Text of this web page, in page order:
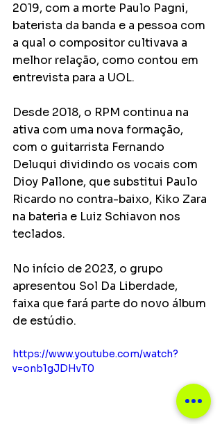
2019, com a morte Paulo Pagni,
baterista da banda e a pessoa com
a qual o compositor cultivava a
melhor relação, como contou em
entrevista para a UOL.
Desde 2018, o RPM continua na
ativa com uma nova formação,
com o guitarrista Fernando
Deluqui dividindo os vocais com
Dioy Pallone, que substitui Paulo
Ricardo no contra-baixo, Kiko Zara
na bateria e Luiz Schiavon nos
teclados.
No início de 2023, o grupo
apresentou Sol Da Liberdade,
faixa que fará parte do novo álbum
de estúdio.
https://www.youtube.com/watch?
v=onb1gJDHvT0